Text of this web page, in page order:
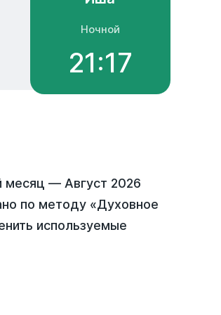
Ночной
21:17
месяц — Август 2026
по методу «Духовное
используемые